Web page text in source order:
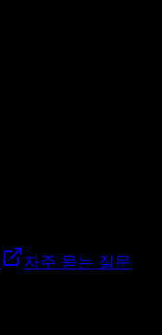
자주 묻는 질문